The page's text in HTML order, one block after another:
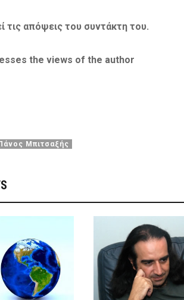
τις απόψεις του συντάκτη του.
the views of the author
Μπιτσαξής